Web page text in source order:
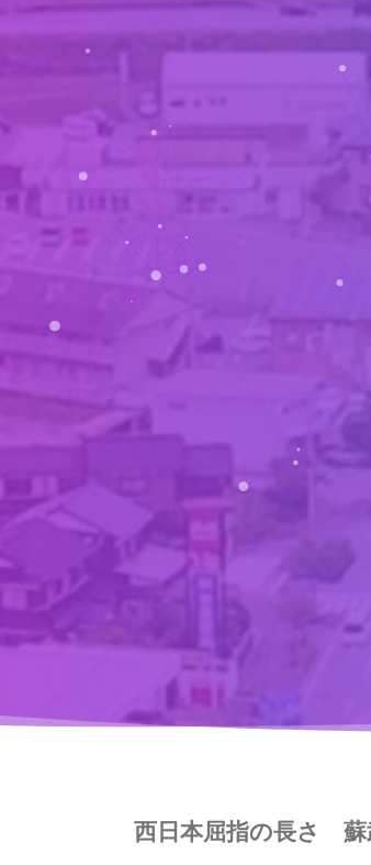
西日本屈指の長さ 蘇